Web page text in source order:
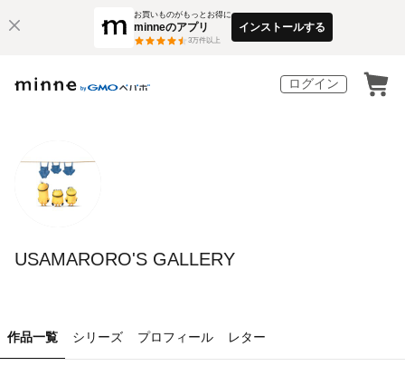
お買いものがもっとお得に
minneのアプリ
3万件以上
インストールする
ログイン
USAMARORO'S GALLERY
作品一覧 シリーズ プロフィール レター